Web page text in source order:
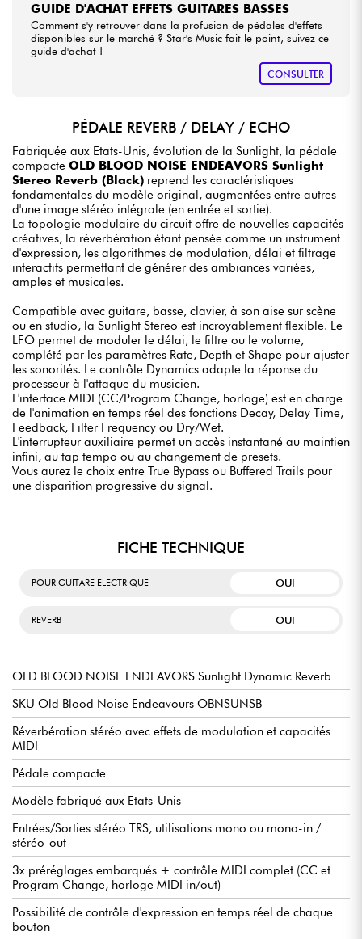
GUIDE D'ACHAT EFFETS GUITARES BASSES
Comment s'y retrouver dans la profusion de pédales d'effets
disponibles sur le marché ? Star's Music fait le point, suivez ce
guide d'achat !
CONSULTER
PÉDALE REVERB / DELAY / ECHO
Fabriquée aux Etats-Unis, évolution de la Sunlight, la pédale
compacte OLD BLOOD NOISE ENDEAVORS Sunlight
Stereo Reverb (Black) reprend les caractéristiques
fondamentales du modèle original, augmentées entre autres
d'une image stéréo intégrale (en entrée et sortie).
La topologie modulaire du circuit offre de nouvelles capacités
créatives, la réverbération étant pensée comme un instrument
d'expression, les algorithmes de modulation, délai et filtrage
interactifs permettant de générer des ambiances variées,
amples et musicales.
Compatible avec guitare, basse, clavier, à son aise sur scène
ou en studio, la Sunlight Stereo est incroyablement flexible. Le
LFO permet de moduler le délai, le filtre ou le volume,
complété par les paramètres Rate, Depth et Shape pour ajuster
les sonorités. Le contrôle Dynamics adapte la réponse du
processeur à l'attaque du musicien.
L'interface MIDI (CC/Program Change, horloge) est en charge
de l'animation en temps réel des fonctions Decay, Delay Time,
Feedback, Filter Frequency ou Dry/Wet.
L'interrupteur auxiliaire permet un accès instantané au maintien
infini, au tap tempo ou au changement de presets.
Vous aurez le choix entre True Bypass ou Buffered Trails pour
une disparition progressive du signal.
FICHE TECHNIQUE
POUR GUITARE ELECTRIQUE OUI
REVERB OUI
OLD BLOOD NOISE ENDEAVORS Sunlight Dynamic Reverb
SKU Old Blood Noise Endeavours OBNSUNSB
Réverbération stéréo avec effets de modulation et capacités
MIDI
Pédale compacte
Modèle fabriqué aux Etats-Unis
Entrées/Sorties stéréo TRS, utilisations mono ou mono-in /
stéréo-out
3x préréglages embarqués + contrôle MIDI complet (CC et
Program Change, horloge MIDI in/out)
Possibilité de contrôle d'expression en temps réel de chaque
bouton